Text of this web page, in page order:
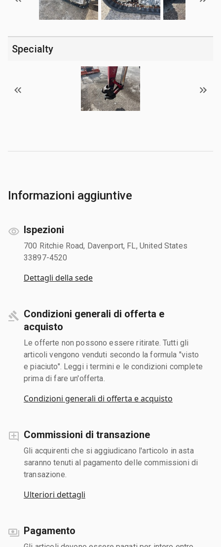
Specialty
Informazioni aggiuntive
Ispezioni
700 Ritchie Road, Davenport, FL, United States
33897-4520
Dettagli della sede
Condizioni generali di offerta e
acquisto
Le offerte non possono essere ritirate. Tutti gli
articoli vengono venduti secondo la formula "visto
e piaciuto". Leggi i termini e le condizioni complete
prima di fare un'offerta.
Condizioni generali di offerta e acquisto
Commissioni di transazione
Gli acquirenti che si aggiudicano l'articolo in asta
saranno tenuti al pagamento delle commissioni di
transazione.
Ulteriori dettagli
Pagamento